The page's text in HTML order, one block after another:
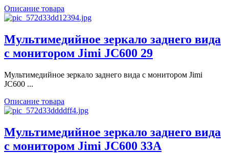
Описание товара
Мультимедийное зеркало заднего вида
с монитором Jimi JC600 29
Мультимедийное зеркало заднего вида с монитором Jimi
JC600 ...
Описание товара
Мультимедийное зеркало заднего вида
с монитором Jimi JC600 33A